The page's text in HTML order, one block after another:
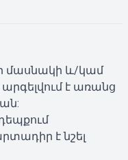
մասնակի և/կամ
է առանց
է նշել